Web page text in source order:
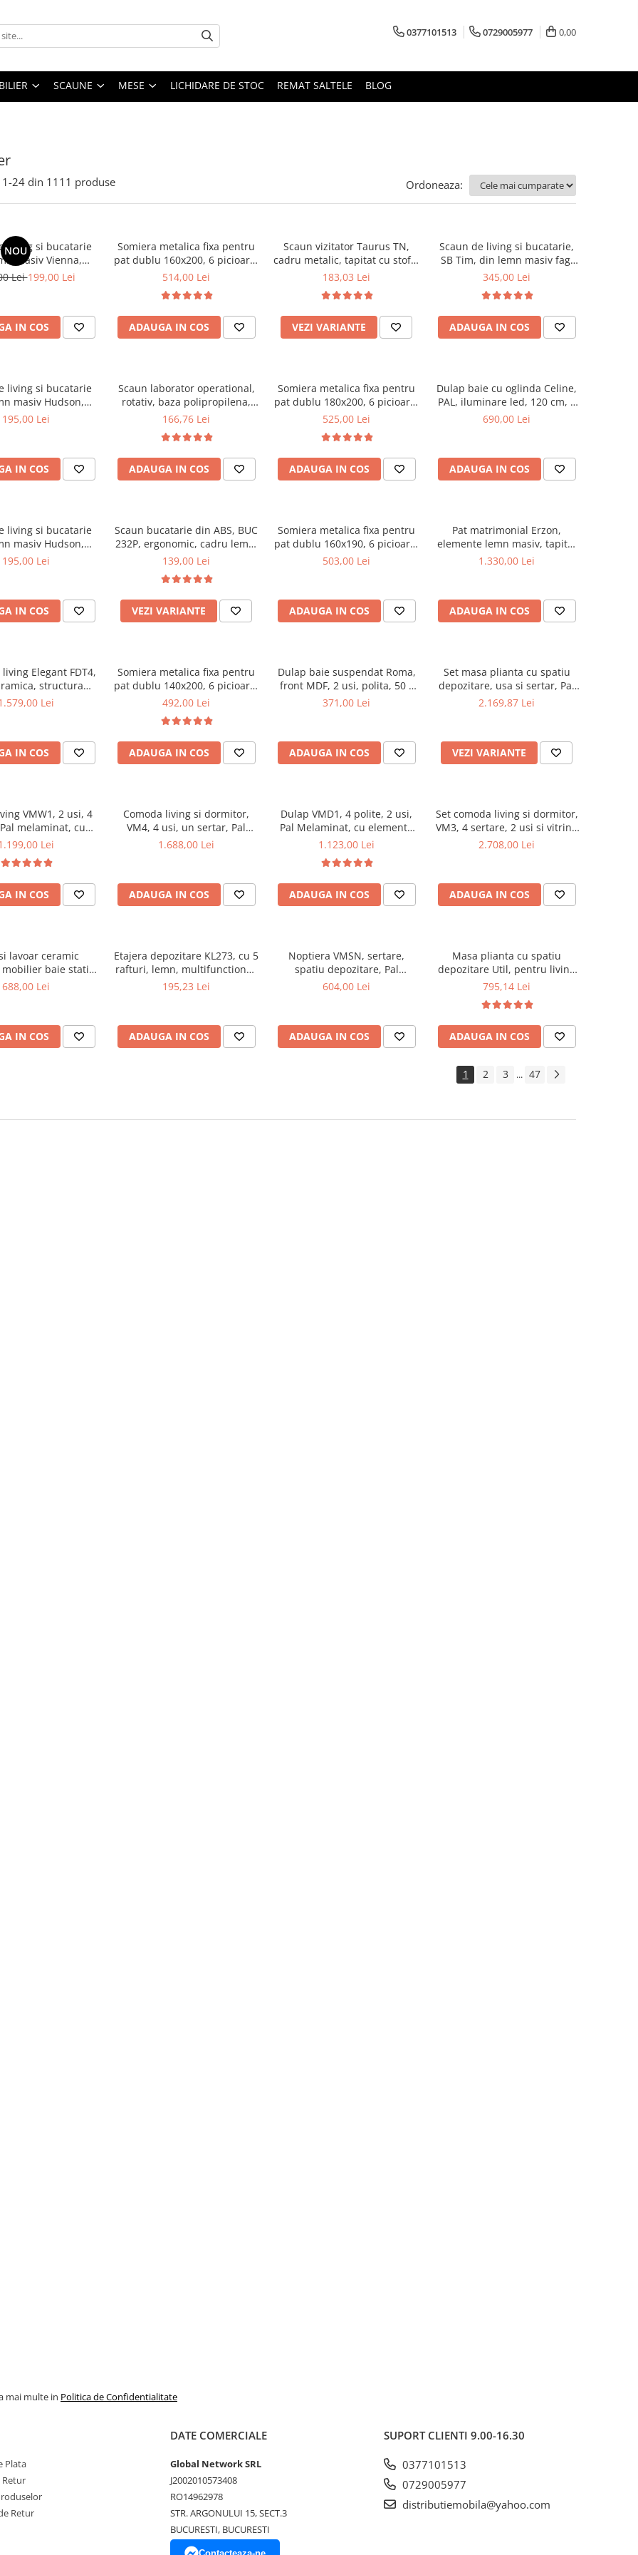
0377101513 0729005977 0,00
SCAUNE MESE LICHIDARE DE STOC REMAT SALTELE BLOG
1-24 din 1111 produse Ordoneaza:
NOU
living si bucatarie
masiv Vienna,
stofa,100 kg,
Lei199,00 Lei
IN COS
Somiera metalica fixa pentru
pat dublu 160x200, 6 picioare,
32 lamele lemn fag, benzi
negru
514,00 Lei
ADAUGA IN COS
Scaun vizitator Taurus TN,
cadru metalic, tapitat cu stofa,
stivuibil, 120 kg, negru
183,03 Lei
VEZI VARIANTE
Scaun de living si bucatarie,
SB Tim, din lemn masiv fag,
tapiterie stofa, lacuit, 120 kg,
345,00 Lei
ADAUGA IN COS
living si bucatarie
masiv Hudson,
stofa,100 kg,
195,00 Lei
IN COS
Scaun laborator operational,
rotativ, baza polipropilena,
piele ecologica, inaltime
166,76 Lei
ADAUGA IN COS
Somiera metalica fixa pentru
pat dublu 180x200, 6 picioare,
32 lamele lemn fag, benzi
negru
525,00 Lei
ADAUGA IN COS
Dulap baie cu oglinda Celine,
PAL, iluminare led, 120 cm, 3
usi, 3 rafturi, soft close, alb
690,00 Lei
ADAUGA IN COS
living si bucatarie
masiv Hudson,
stofa,100 kg,
195,00 Lei
IN COS
Scaun bucatarie din ABS, BUC
232P, ergonomic, cadru lemn,
100 kg
139,00 Lei
VEZI VARIANTE
Somiera metalica fixa pentru
pat dublu 160x190, 6 picioare,
30 lamele lemn fag, benzi
503,00 Lei
ADAUGA IN COS
Pat matrimonial Erzon,
elemente lemn masiv, tapitat
cu stofa, cu somiera,140x200
1.330,00 Lei
ADAUGA IN COS
Elegant FDT4,
structura
140x80x75 cm,
bej
Lei
IN COS
Somiera metalica fixa pentru
pat dublu 140x200, 6 picioare,
32 lamele lemn fag, benzi
negru
492,00 Lei
ADAUGA IN COS
Dulap baie suspendat Roma,
front MDF, 2 usi, polita, 50 x
68 cm, alb
371,00 Lei
ADAUGA IN COS
Set masa plianta cu spatiu
depozitare, usa si sertar, Pal
Melaminat, 160x96x80 cm si 6
2.169,87 Lei
VEZI VARIANTE
VMW1, 2 usi, 4
melaminat, cu
MDF, Nuc
Lei
IN COS
Comoda living si dormitor,
VM4, 4 usi, un sertar, Pal
melaminat, cu insertii MDF,
1.688,00 Lei
ADAUGA IN COS
Dulap VMD1, 4 polite, 2 usi,
Pal Melaminat, cu elemente
din MDF, Nuc
1.123,00 Lei
ADAUGA IN COS
Set comoda living si dormitor,
VM3, 4 sertare, 2 usi si vitrina
suprapozabila VMN4, 2 usi, 2
2.708,00 Lei
ADAUGA IN COS
lavoar ceramic
mobilier baie stativ
MDF, 2 usi, 2
688,00 Lei
IN COS
Etajera depozitare KL273, cu 5
rafturi, lemn, multifunctional,
natur
195,23 Lei
ADAUGA IN COS
Noptiera VMSN, sertare,
spatiu depozitare, Pal
Melaminat, insertii MDF, Nuc
604,00 Lei
ADAUGA IN COS
Masa plianta cu spatiu
depozitare Util, pentru living
si bucatarie, PAL, structura
persoane, 160x96x80 cm, fag
795,14 Lei
ADAUGA IN COS
1 2 3 ... 47
mai multe in Politica de Confidentialitate
Plata
Retur
Retur
DATE COMERCIALE
Global Network SRL
J2002010573408
RO14962978
STR. ARGONULUI 15, SECT.3
BUCURESTI, BUCURESTI
SUPORT CLIENTI 9.00-16.30
0377101513
0729005977
distributiemobila@yahoo.com